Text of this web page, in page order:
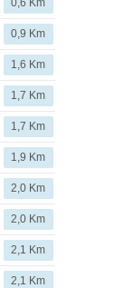
0,9 Km
1,6 Km
1,7 Km
1,7 Km
1,9 Km
2,0 Km
2,0 Km
2,1 Km
2,1 Km